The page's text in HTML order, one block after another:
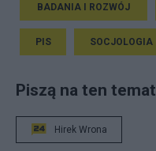
BADANIA I ROZWÓJ
PIS SOCJOLOGIA
Piszą na ten temat
Hirek Wrona